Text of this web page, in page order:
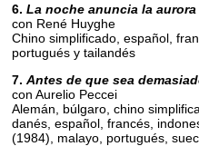
6.La noche anuncia la aurora
con René Huyghe
Chino simplificado, español,
portugués y tailandés
7.Antes de que sea
con Aurelio Peccei
Alemán, búlgaro, chino
danés, español, francés,
(1984), malayo, portugués,